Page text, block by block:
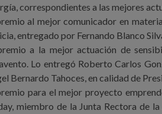
correspondientes a las mejores
al mejor comunicador en
entregado por Fernando Blanco
a la mejor actuación de
Lo entregó Roberto Carlos
Bernardo Tahoces, en calidad de
para el mejor proyecto
miembro de la Junta Rectora de